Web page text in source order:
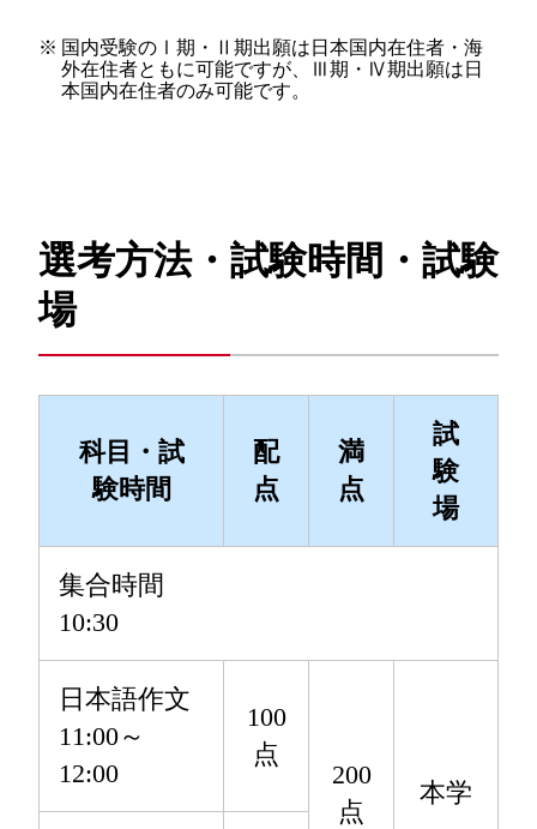
※ 国内受験のⅠ期・Ⅱ期出願は日本国内在住者・海
外在住者ともに可能ですが、Ⅲ期・Ⅳ期出願は日
本国内在住者のみ可能です。
選考方法・試験時間・試験
場
科目・試
験時間
配
点
満
点
試
験
場
集合時間
10:30
日本語作文
11:00～
12:00
100
点
200
点
本学